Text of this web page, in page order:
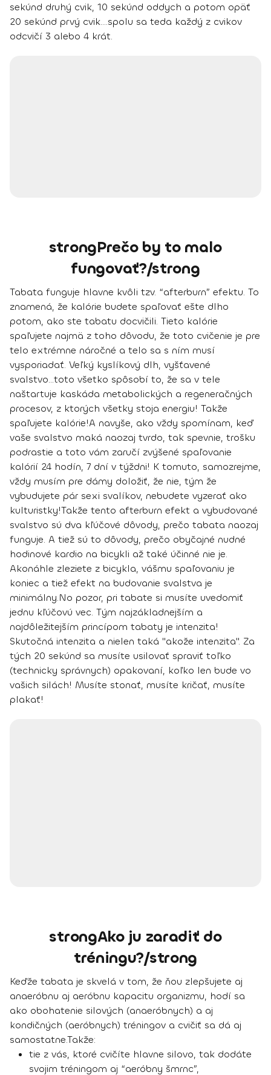
sekúnd druhý cvik, 10 sekúnd oddych a potom opäť
20 sekúnd prvý cvik….spolu sa teda každý z cvikov
odcvičí 3 alebo 4 krát.
strongPrečo by to malo
fungovať?/strong
Tabata funguje hlavne kvôli tzv. “afterburn” efektu. To
znamená, že kalórie budete spaľovať ešte dlho
potom, ako ste tabatu docvičili. Tieto kalórie
spaľujete najmä z toho dôvodu, že toto cvičenie je pre
telo extrémne náročné a telo sa s ním musí
vysporiadať. Veľký kyslíkový dlh, vyšťavené
svalstvo...toto všetko spôsobí to, že sa v tele
naštartuje kaskáda metabolických a regeneračných
procesov, z ktorých všetky stoja energiu! Takže
spaľujete kalórie!A navyše, ako vždy spomínam, keď
vaše svalstvo maká naozaj tvrdo, tak spevnie, trošku
podrastie a toto vám zaručí zvýšené spaľovanie
kalórií 24 hodín, 7 dní v týždni! K tomuto, samozrejme,
vždy musím pre dámy doložiť, že nie, tým že
vybudujete pár sexi svalíkov, nebudete vyzerať ako
kulturistky!Takže tento afterburn efekt a vybudované
svalstvo sú dva kľúčové dôvody, prečo tabata naozaj
funguje. A tiež sú to dôvody, prečo obyčajné nudné
hodinové kardio na bicykli až také účinné nie je.
Akonáhle zleziete z bicykla, vášmu spaľovaniu je
koniec a tiež efekt na budovanie svalstva je
minimálny.No pozor, pri tabate si musíte uvedomiť
jednu kľúčovú vec. Tým najzákladnejším a
najdôležitejším princípom tabaty je intenzita!
Skutočná intenzita a nielen taká "akože intenzita". Za
tých 20 sekúnd sa musíte usilovať spraviť toľko
(technicky správnych) opakovaní, koľko len bude vo
vašich silách! Musíte stonať, musíte kričať, musíte
plakať!
strongAko ju zaradiť do
tréningu?/strong
Keďže tabata je skvelá v tom, že ňou zlepšujete aj
anaeróbnu aj aeróbnu kapacitu organizmu, hodí sa
ako obohatenie silových (anaeróbnych) a aj
kondičných (aeróbnych) tréningov a cvičiť sa dá aj
samostatne.Takže:
tie z vás, ktoré cvičíte hlavne silovo, tak dodáte
svojim tréningom aj “aeróbny šmrnc”,